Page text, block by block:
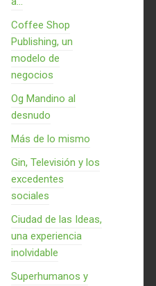
Coffee Shop
Publishing, un
modelo de
negocios
Og Mandino al
desnudo
Más de lo mismo
Gin, Televisión y los
excedentes
sociales
Ciudad de las Ideas,
una experiencia
inolvidable
Superhumanos y